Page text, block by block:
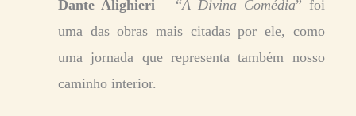
Dante Alighieri – “A Divina Comédia” foi
uma das obras mais citadas por ele, como
uma jornada que representa também nosso
caminho interior.